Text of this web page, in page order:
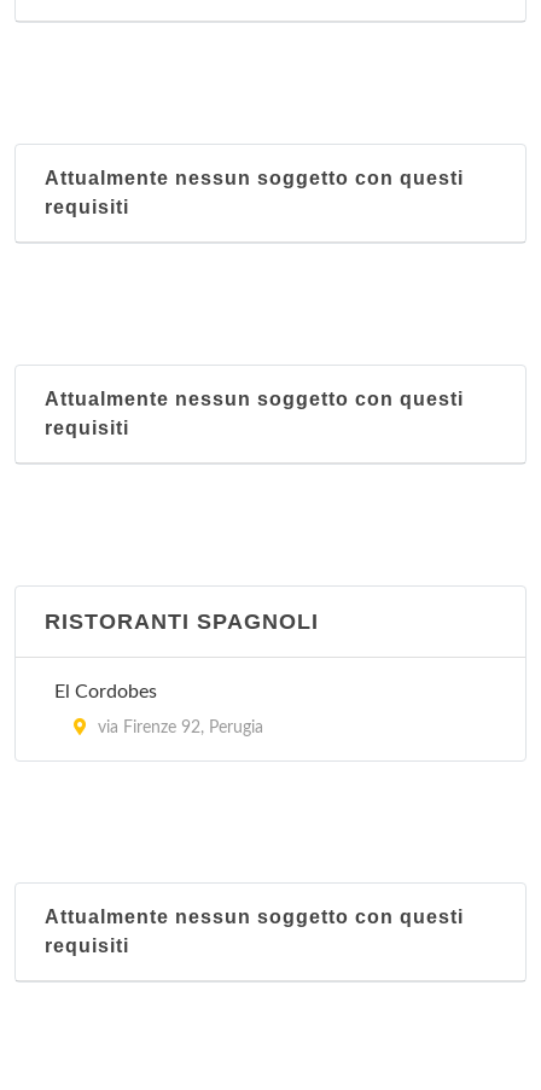
Attualmente nessun soggetto con questi
requisiti
Attualmente nessun soggetto con questi
requisiti
RISTORANTI SPAGNOLI
El Cordobes
via Firenze 92, Perugia
Attualmente nessun soggetto con questi
requisiti